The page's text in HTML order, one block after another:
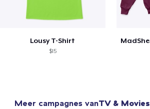
Lousy T-Shirt
$15
Meer campagnes vanTV & Movies